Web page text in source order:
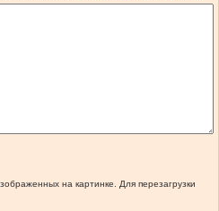
на картинке. Для перезагрузки